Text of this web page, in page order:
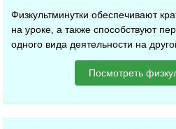
Физкультминутки обеспечивают
на уроке, а также способствуют
одного вида деятельности на
Посмотреть